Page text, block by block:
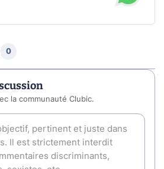
0
la communauté Clubic.